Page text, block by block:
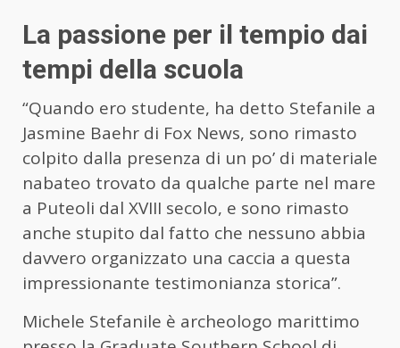
La passione per il tempio dai
tempi della scuola
“Quando ero studente, ha detto Stefanile a
Jasmine Baehr di Fox News, sono rimasto
colpito dalla presenza di un po’ di materiale
nabateo trovato da qualche parte nel mare
a Puteoli dal XVIII secolo, e sono rimasto
anche stupito dal fatto che nessuno abbia
davvero organizzato una caccia a questa
impressionante testimonianza storica”.
Michele Stefanile è archeologo marittimo